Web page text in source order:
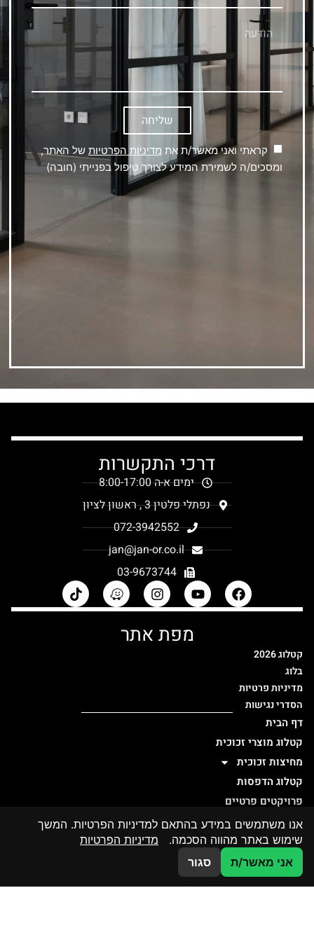
שליחה
קראתי ואני מאשר/ת את מדיניות הפרטיות של האתר,
ומסכים/ה לשמירת המידע לצורך טיפול בפנייתי (חובה)
מפת אתר
קטלוג 2026
בלוג
מדיניות פרטיות
הסדרי נגישות
דף הבית
קטלוג מוצרי זכוכית
מחיצות זכוכית
קטלוג הדפסות
פרויקטים פרטיים
פרויקטים ציבוריים
אדריכלים ומעצבים
אודות
צור קשר
דרכי התקשרות
ימים א-ה 8:00-17:00
נפתלי פלטין 3 , ראשון לציון
072-3942552
jan@jan-or.co.il
03-9673744
אנו משתמשים במידע בהתאם למדיניות הפרטיות. המשך
שימוש באתר מהווה הסכמה. מדיניות הפרטיות
אני מאשר/ת
סגורצרו קשר